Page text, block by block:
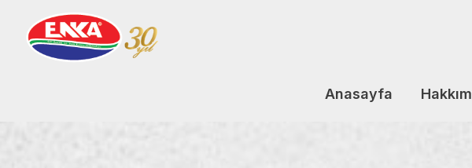
content
Anasayfa